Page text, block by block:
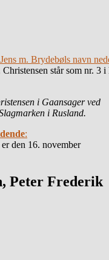
står som nr. 3 i
i Gaansager ved
i Rusland.
:
den 16. november
Peter Frederik